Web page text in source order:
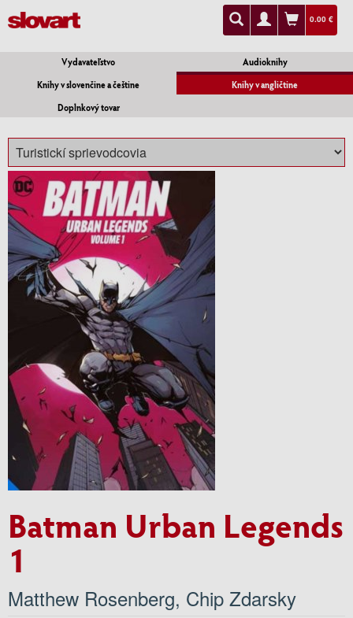
0.00 €
Vydavateľstvo
Audioknihy
Knihy v slovenčine a češtine
Knihy v angličtine
Doplnkový tovar
Batman Urban Legends
1
Matthew Rosenberg, Chip Zdarsky